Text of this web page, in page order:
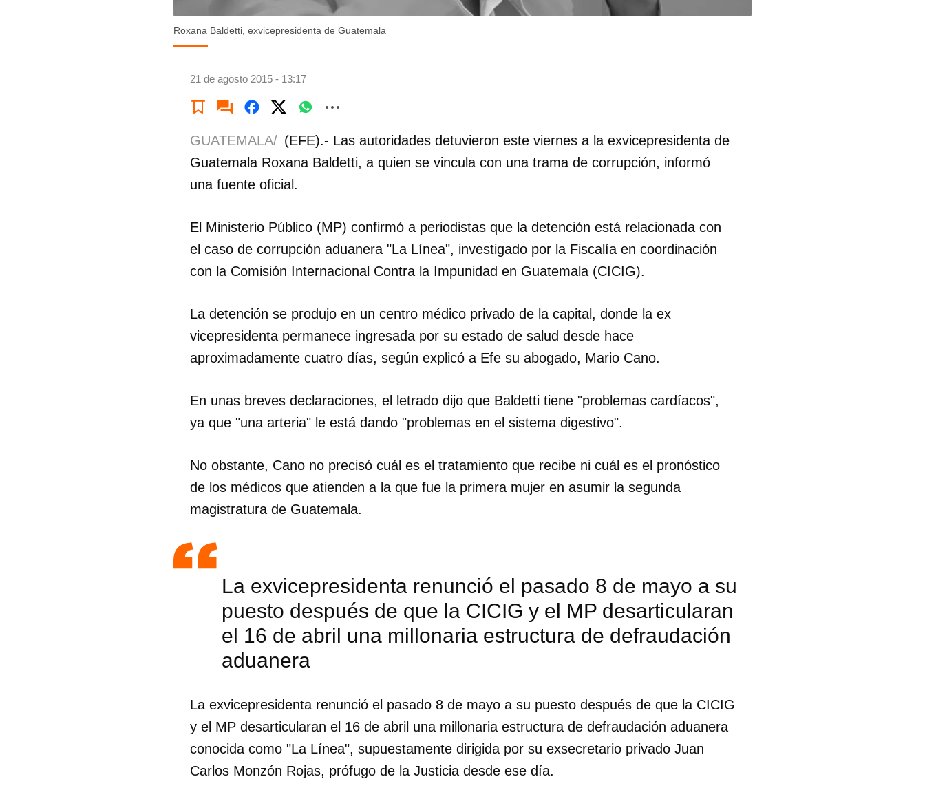
Roxana Baldetti, exvicepresidenta de Guatemala
21 de agosto 2015 - 13:17
GUATEMALA/ (EFE).- Las autoridades detuvieron este viernes a la exvicepresidenta de
Guatemala Roxana Baldetti, a quien se vincula con una trama de corrupción, informó
una fuente oficial.
El Ministerio Público (MP) confirmó a periodistas que la detención está relacionada con
el caso de corrupción aduanera "La Línea", investigado por la Fiscalía en coordinación
con la Comisión Internacional Contra la Impunidad en Guatemala (CICIG).
La detención se produjo en un centro médico privado de la capital, donde la ex
vicepresidenta permanece ingresada por su estado de salud desde hace
aproximadamente cuatro días, según explicó a Efe su abogado, Mario Cano.
En unas breves declaraciones, el letrado dijo que Baldetti tiene "problemas cardíacos",
ya que "una arteria" le está dando "problemas en el sistema digestivo".
No obstante, Cano no precisó cuál es el tratamiento que recibe ni cuál es el pronóstico
de los médicos que atienden a la que fue la primera mujer en asumir la segunda
magistratura de Guatemala.
La exvicepresidenta renunció el pasado 8 de mayo a su
puesto después de que la CICIG y el MP desarticularan
el 16 de abril una millonaria estructura de defraudación
aduanera
La exvicepresidenta renunció el pasado 8 de mayo a su puesto después de que la CICIG
y el MP desarticularan el 16 de abril una millonaria estructura de defraudación aduanera
conocida como "La Línea", supuestamente dirigida por su exsecretario privado Juan
Carlos Monzón Rojas, prófugo de la Justicia desde ese día.